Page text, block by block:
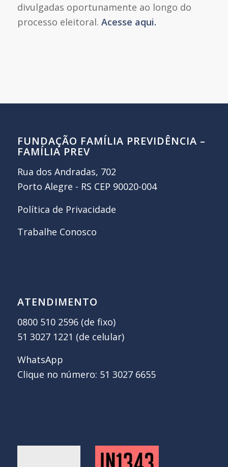
divulgadas oportunamente ao longo do
processo eleitoral. Acesse aqui.
FUNDAÇÃO FAMÍLIA PREVIDÊNCIA –
FAMÍLIA PREV
Rua dos Andradas, 702
Porto Alegre - RS CEP 90020-004
Política de Privacidade
Trabalhe Conosco
ATENDIMENTO
0800 510 2596 (de fixo)
51 3027 1221 (de celular)
WhatsApp
Clique no número: 51 3027 6655